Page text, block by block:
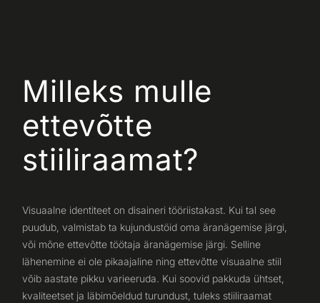
Milleks mulle
ettevõtte
stiiliraamat?
Visuaalne identiteet on disaineri tööriistakast. Kui tal see
puudub, valmistab ta kujundustöid oma äranägemise järgi,
või mõne ettevõtte töötaja äranägemise järgi. Selline
lähenemine ei ole pikaajaline ning ettevõtte visuaalne stiil
võib aastate pikku varieeruda. Kui soovid pakkuda ühtset,
kvaliteetset ja läbimõeldud turundust, tuleks stiiliraamat